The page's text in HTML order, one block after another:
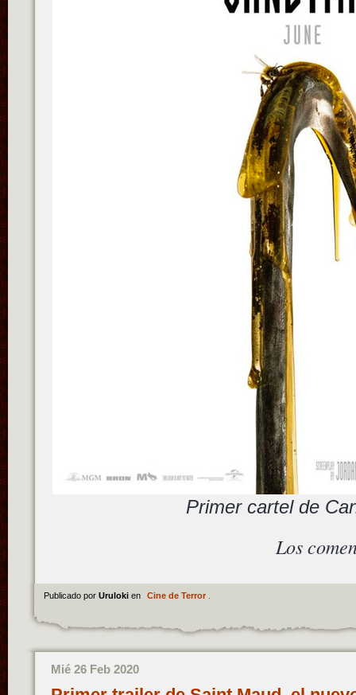
Primer cartel de
Los
Publicado por Uruloki en Cine de Terror.
Mié 26 Feb 2020